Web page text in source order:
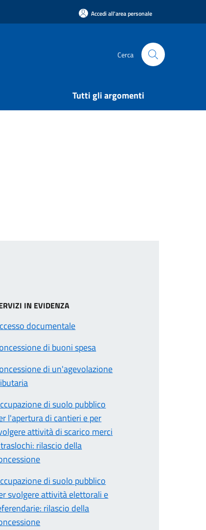
Accedi all'area personale
Cerca
Tutti gli argomenti
IN EVIDENZA
documentale
di buoni spesa
di un'agevolazione
di suolo pubblico
l'apertura di cantieri e per
attività di scarico merci
rilascio della
di suolo pubblico
svolgere attività elettorali e
rilascio della